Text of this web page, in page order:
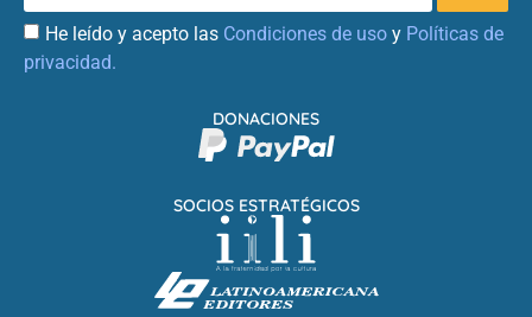
He leído y acepto las Condiciones de uso y Políticas de
privacidad.
SOCIOS ESTRATÉGICOS
DONACIONES